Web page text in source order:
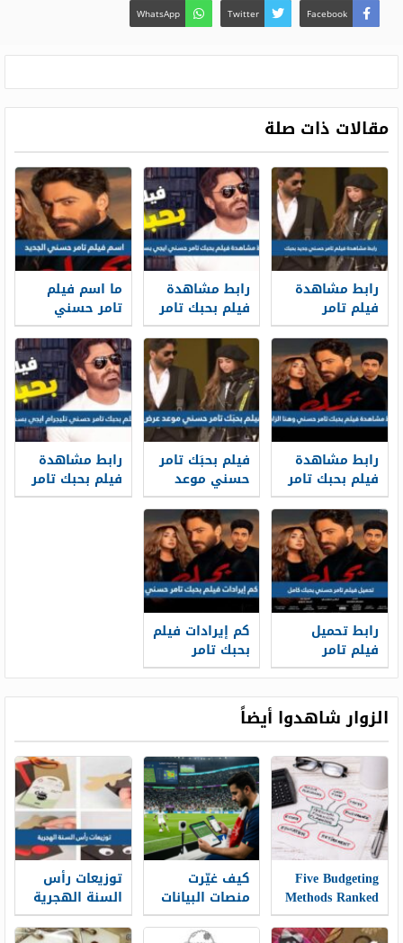
Facebook
Twitter
WhatsApp
مقالات ذات صلة
رابط مشاهدة
فيلم تامر
حسني جديد
بحبك كامل
رابط مشاهدة
فيلم بحبك تامر
حسني ايجي
بست
ما اسم فيلم
تامر حسني
الجديد 2022
رابط مشاهدة
فيلم بحبك تامر
حسني وهنا
الزاهد كامل
فيلم بحبَك تامر
حسني موعد
عرض
رابط مشاهدة
فيلم بحبك تامر
حسني تليجرام
رابط تحميل
فيلم تامر
حسني بحبك
عالية
كم إيرادات فيلم
بحبك تامر
حسني 2022
الزوار شاهدوا أيضاً
Five Budgeting
Methods Ranked
for Recreational
Spenders and
كيف غيّرت
منصات البيانات
الرياضية طريقة
متابعة
توزيعات رأس
السنة الهجرية
1448 جاهزة
للطباعة